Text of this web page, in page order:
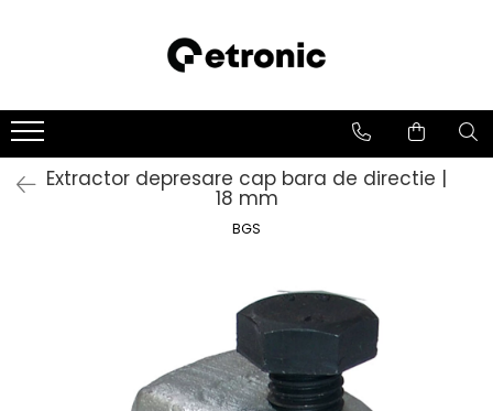
Extractor depresare cap bara de directie |
18 mm
BGS